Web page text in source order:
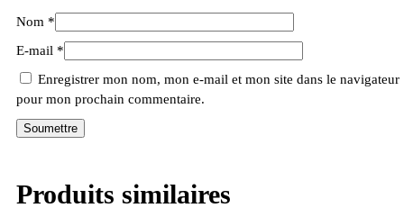
Nom *
E-mail *
Enregistrer mon nom, mon e-mail et mon site dans le navigateur
pour mon prochain commentaire.
Produits similaires